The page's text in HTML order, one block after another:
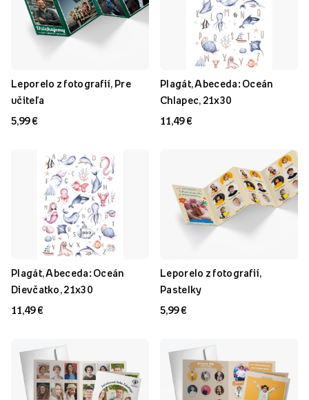
Leporelo z fotografií, Pre
učiteľa
5,99 €
Plagát, Abeceda: Oceán
Chlapec, 21x30
11,49 €
Plagát, Abeceda: Oceán
Dievčatko, 21x30
11,49 €
Leporelo z fotografií,
Pastelky
5,99 €